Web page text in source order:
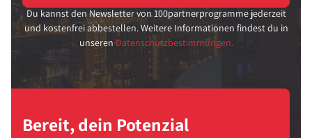
Du kannst den Newsletter von 100partnerprogramme jederzeit
und kostenfrei abbestellen. Weitere Informationen findest du in
unseren Datenschutzbestimmungen.
Bereit, dein Potenzial